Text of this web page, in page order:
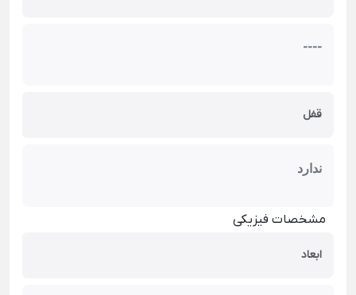
----
قفل
ندارد
مشخصات فیزیکی
ابعاد